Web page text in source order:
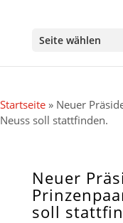
Seite wählen
Startseite » Neuer
Neuss soll stattfinden.
Neuer
soll